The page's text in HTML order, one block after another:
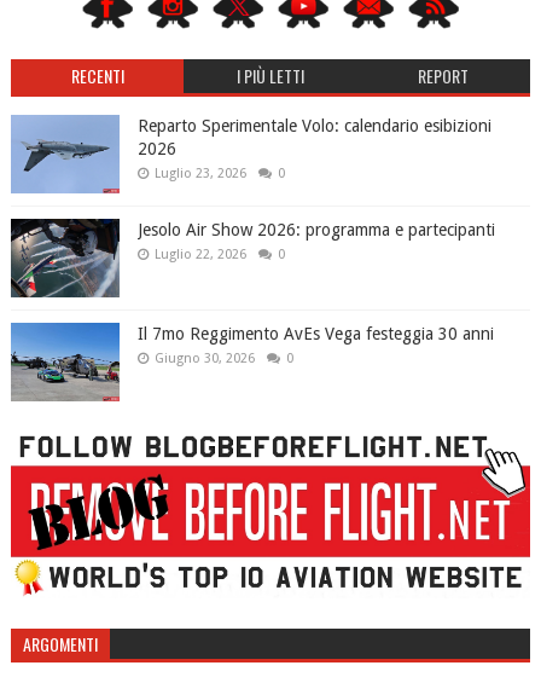
RECENTI I PIÙ LETTI REPORT
Reparto Sperimentale Volo: calendario esibizioni
2026
Luglio 23, 2026 0
Jesolo Air Show 2026: programma e partecipanti
Luglio 22, 2026 0
Il 7mo Reggimento AvEs Vega festeggia 30 anni
Giugno 30, 2026 0
ARGOMENTI